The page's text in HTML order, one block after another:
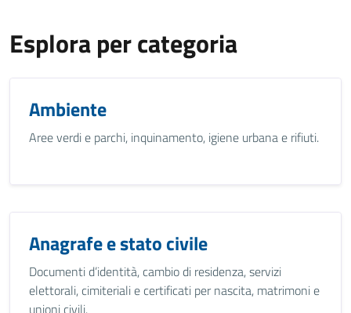
Esplora per categoria
Ambiente
Aree verdi e parchi, inquinamento, igiene urbana e rifiuti.
Anagrafe e stato civile
Documenti d’identità, cambio di residenza, servizi
elettorali, cimiteriali e certificati per nascita, matrimoni e
unioni civili.